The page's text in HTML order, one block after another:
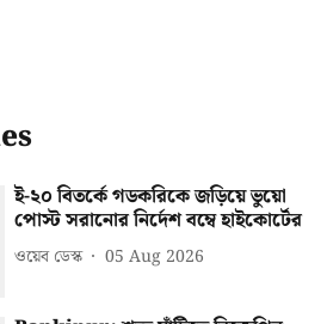
ই-২০ বিতর্কে গডকরিকে জড়িয়ে ভুয়ো
পোস্ট সরানোর নির্দেশ বম্বে হাইকোর্টের
ওয়েব ডেস্ক 05 Aug 2026